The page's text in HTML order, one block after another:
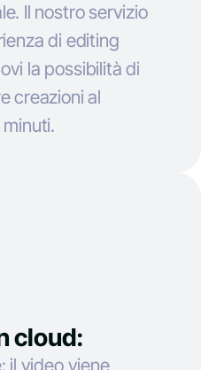
Il nostro servizio
di editing
la possibilità di
creazioni al
cloud:
il video viene